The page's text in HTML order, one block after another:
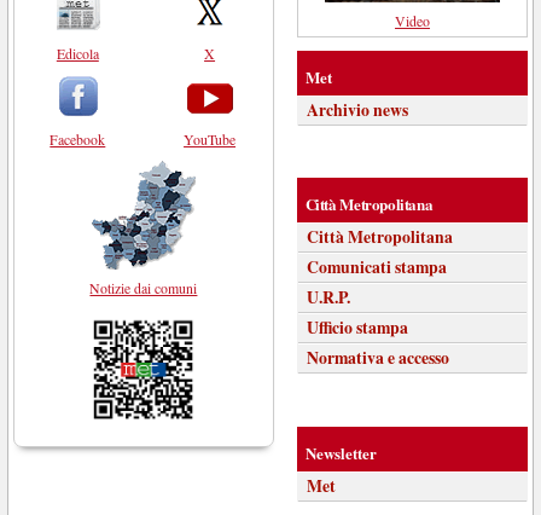
Edicola
Facebook
X
YouTube
Notizie dai comuni
Video
Met
Archivio news
Città Metropolitana
Città Metropolitana
Comunicati stampa
U.R.P.
Ufficio stampa
Normativa e accesso
Newsletter
Met